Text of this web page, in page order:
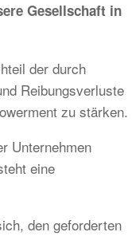
Gesellschaft in
der durch
Reibungsverluste
zu stärken.
Unternehmen
eine
den geforderten